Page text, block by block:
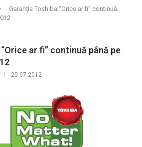
Garanţia Toshiba “Orice ar fi” continuă
ar fi” continuă până pe
25-07-2012